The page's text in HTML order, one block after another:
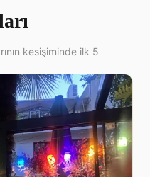
kesişiminde ilk 5